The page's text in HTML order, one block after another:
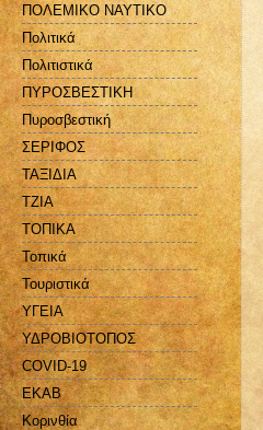
ΠΟΛΕΜΙΚΟ ΝΑΥΤΙΚΟ
Πολιτικά
Πολιτιστικά
ΠΥΡΟΣΒΕΣΤΙΚΗ
Πυροσβεστική
ΣΕΡΙΦΟΣ
ΤΑΞΙΔΙΑ
ΤΖΙΑ
ΤΟΠΙΚΑ
Τοπικά
Τουριστικά
ΥΓΕΙΑ
ΥΔΡΟΒΙΟΤΟΠΟΣ
COVID-19
EKAB
Kορινθία